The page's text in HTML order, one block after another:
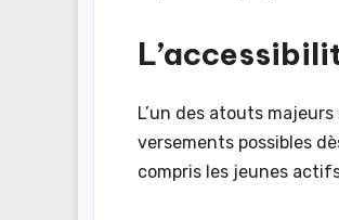
L’un des atouts
versements possibles
compris les jeunes